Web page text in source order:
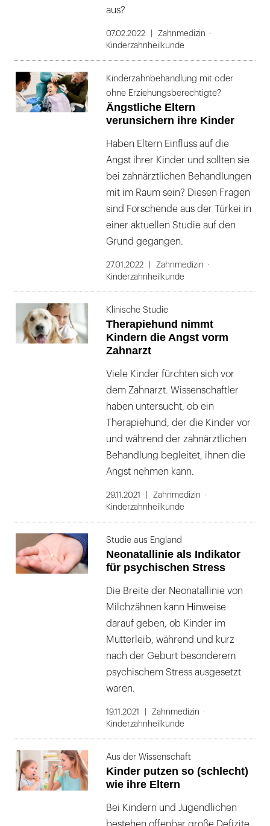
aus?
07.02.2022
Zahnmedizin
Kinderzahnheilkunde
Kinderzahnbehandlung mit oder
ohne Erziehungsberechtigte?
Ängstliche Eltern
verunsichern ihre Kinder
Haben Eltern Einfluss auf die
Angst ihrer Kinder und sollten sie
bei zahnärztlichen Behandlungen
mit im Raum sein? Diesen Fragen
sind Forschende aus der Türkei in
einer aktuellen Studie auf den
Grund gegangen.
27.01.2022
Zahnmedizin
Kinderzahnheilkunde
Klinische Studie
Therapiehund nimmt
Kindern die Angst vorm
Zahnarzt
Viele Kinder fürchten sich vor
dem Zahnarzt. Wissenschaftler
haben untersucht, ob ein
Therapiehund, der die Kinder vor
und während der zahnärztlichen
Behandlung begleitet, ihnen die
Angst nehmen kann.
29.11.2021
Zahnmedizin
Kinderzahnheilkunde
Studie aus England
Neonatallinie als Indikator
für psychischen Stress
Die Breite der Neonatallinie von
Milchzähnen kann Hinweise
darauf geben, ob Kinder im
Mutterleib, während und kurz
nach der Geburt besonderem
psychischem Stress ausgesetzt
waren.
19.11.2021
Zahnmedizin
Kinderzahnheilkunde
Aus der Wissenschaft
Kinder putzen so (schlecht)
wie ihre Eltern
Bei Kindern und Jugendlichen